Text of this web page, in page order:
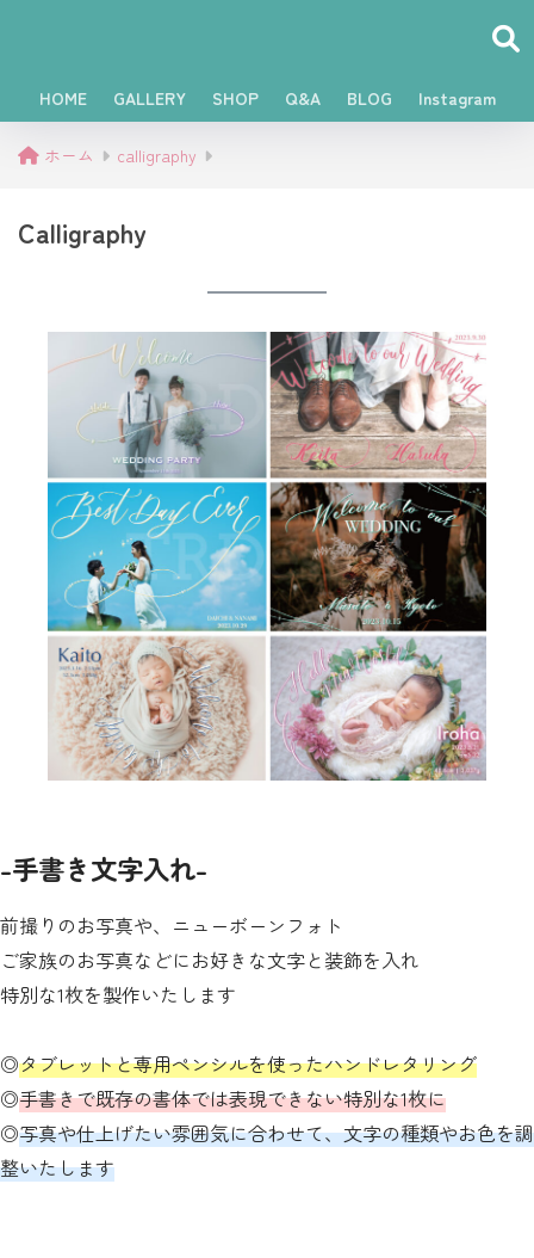
HOME GALLERY SHOP Q&A BLOG Instagram
ホーム calligraphy
Calligraphy
-手書き文字入れ-
前撮りのお写真や、ニューボーンフォト
ご家族のお写真などにお好きな文字と装飾を入れ
特別な1枚を製作いたします
◎タブレットと専用ペンシルを使ったハンドレタリング
◎手書きで既存の書体では表現できない特別な1枚に
◎写真や仕上げたい雰囲気に合わせて、文字の種類やお色を調
整いたします